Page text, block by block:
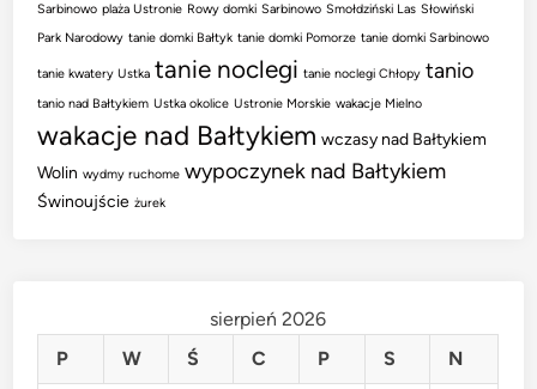
Sarbinowo plaża Ustronie Rowy domki Sarbinowo Smołdziński Las Słowiński
Park Narodowy tanie domki Bałtyk tanie domki Pomorze tanie domki Sarbinowo
tanie kwatery Ustka tanie noclegi tanie noclegi Chłopy tanio
tanio nad Bałtykiem Ustka okolice Ustronie Morskie wakacje Mielno
wakacje nad Bałtykiem wczasy nad Bałtykiem
Wolin wydmy ruchome wypoczynek nad Bałtykiem
Świnoujście żurek
sierpień 2026
P
W Ś C P S
N